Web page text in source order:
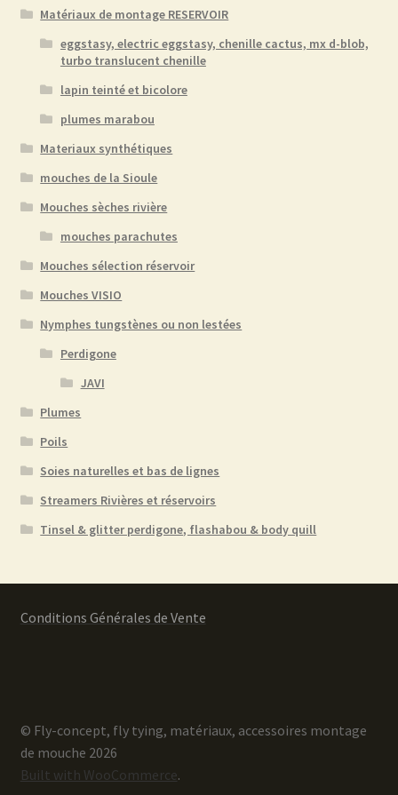
Matériaux de montage RESERVOIR
eggstasy, electric eggstasy, chenille cactus, mx d-blob,
turbo translucent chenille
lapin teinté et bicolore
plumes marabou
Materiaux synthétiques
mouches de la Sioule
Mouches sèches rivière
mouches parachutes
Mouches sélection réservoir
Mouches VISIO
Nymphes tungstènes ou non lestées
Perdigone
JAVI
Plumes
Poils
Soies naturelles et bas de lignes
Streamers Rivières et réservoirs
Tinsel & glitter perdigone, flashabou & body quill
Conditions Générales de Vente
© Fly-concept, fly tying, matériaux, accessoires montage
de mouche 2026
Built with WooCommerce.